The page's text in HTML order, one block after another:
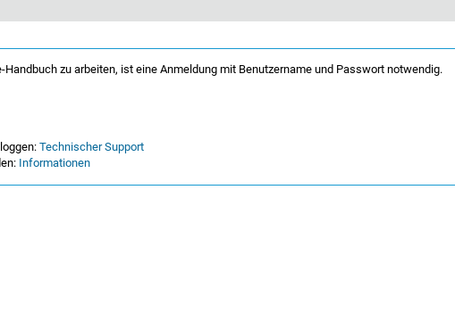
Handbuch zu arbeiten, ist eine Anmeldung mit Benutzername und Passwort notwendig.
Technischer Support
Informationen